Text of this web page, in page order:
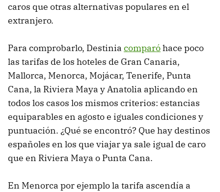
caros que otras alternativas populares en el
extranjero.
Para comprobarlo, Destinia comparóhace poco
las tarifas de los hoteles de Gran Canaria,
Mallorca, Menorca, Mojácar, Tenerife, Punta
Cana, la Riviera Maya y Anatolia aplicando en
todos los casos los mismos criterios: estancias
equiparables en agosto e iguales condiciones y
puntuación. ¿Qué se encontró? Que hay destinos
españoles en los que viajar ya sale igual de caro
que en Riviera Maya o Punta Cana.
En Menorca por ejemplo la tarifa ascendía a